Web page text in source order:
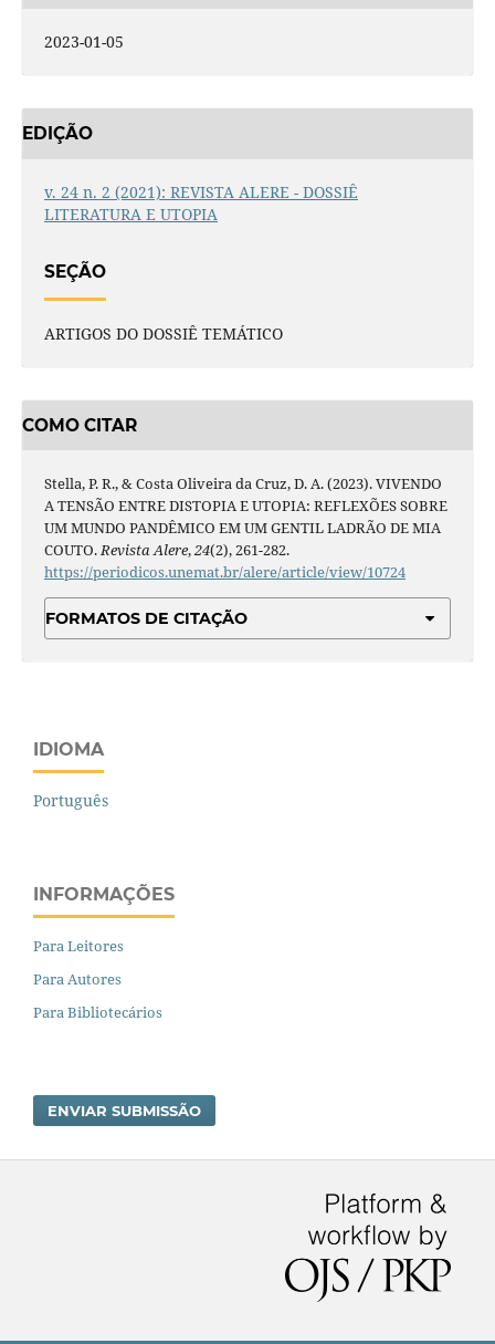
2023-01-05
EDIÇÃO
v. 24 n. 2 (2021): REVISTA ALERE - DOSSIÊ
LITERATURA E UTOPIA
SEÇÃO
ARTIGOS DO DOSSIÊ TEMÁTICO
COMO CITAR
Stella, P. R., & Costa Oliveira da Cruz, D. A. (2023). VIVENDO
A TENSÃO ENTRE DISTOPIA E UTOPIA: REFLEXÕES SOBRE
UM MUNDO PANDÊMICO EM UM GENTIL LADRÃO DE MIA
COUTO.Revista Alere,24(2), 261-282.
https://periodicos.unemat.br/alere/article/view/10724
FORMATOS DE CITAÇÃO
IDIOMA
Português
INFORMAÇÕES
Para Leitores
Para Autores
Para Bibliotecários
ENVIAR SUBMISSÃO